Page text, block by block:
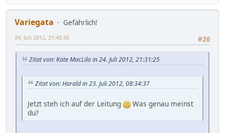
Variegata
Gefährlich!
#26
24. Juli 2012, 21:45:56
Zitat von: Kate MacLila in 24. Juli 2012, 21:31:25
Zitat von: Harald in 23. Juli 2012, 08:34:37
Jetzt steh ich auf der Leitung
Was genau meinst
du?